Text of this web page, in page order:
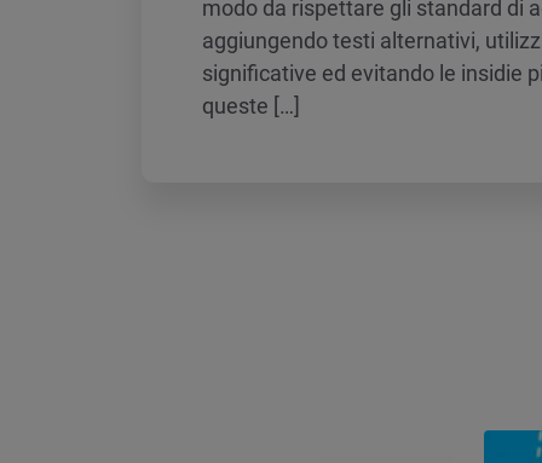
modo da rispettare gli standard di
aggiungendo testi alternativi,
significative ed evitando le insidie
queste […]